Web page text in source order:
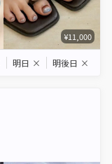
¥11,000
明日 × 明後日 ×